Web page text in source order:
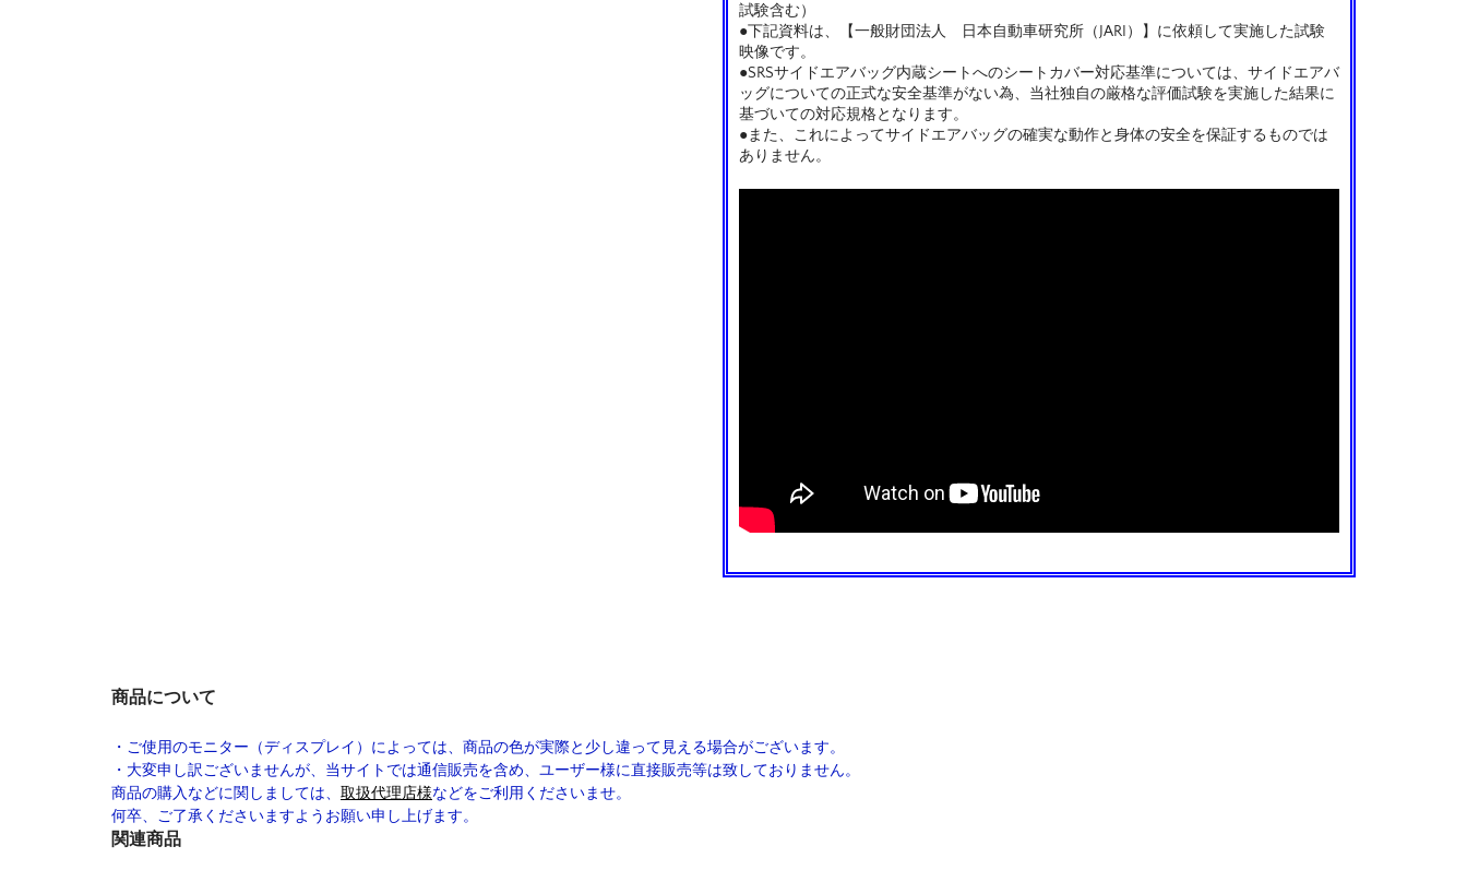
試験含む）
●下記資料は、【一般財団法人 日本自動車研究所（JARI）】に依頼して実施した試験
映像です。
●SRSサイドエアバッグ内蔵シートへのシートカバー対応基準については、サイドエアバ
ッグについての正式な安全基準がない為、当社独自の厳格な評価試験を実施した結果に
基づいての対応規格となります。
●また、これによってサイドエアバッグの確実な動作と身体の安全を保証するものでは
ありません。
商品について
・ご使用のモニター（ディスプレイ）によっては、商品の色が実際と少し違って見える場合がございます。
・大変申し訳ございませんが、当サイトでは通信販売を含め、ユーザー様に直接販売等は致しておりません。
商品の購入などに関しましては、 取扱代理店様などをご利用くださいませ。
何卒、ご了承くださいますようお願い申し上げます。
関連商品